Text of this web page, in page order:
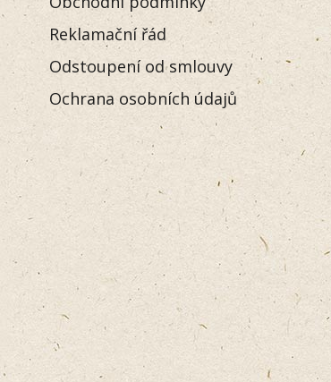
Reklamační řád
Odstoupení od smlouvy
Ochrana osobních údajů